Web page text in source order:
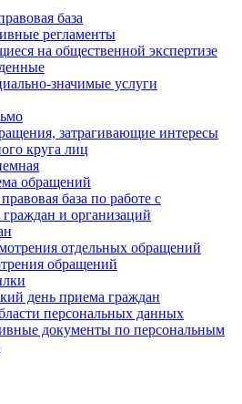
база
регламенты
на общественной экспертизе
значимые услуги
затрагивающие интересы
круга лиц
обращений
база по работе с
и организаций
отдельных обращений
обращений
день приема граждан
персональных данных
документы по персональным